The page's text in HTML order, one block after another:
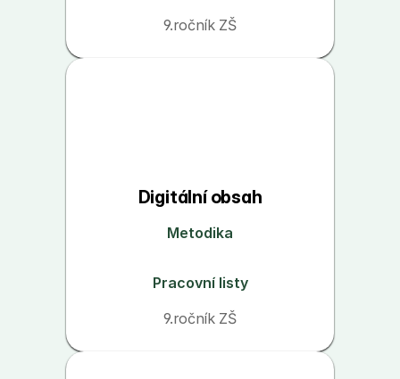
9.ročník ZŠ
Digitální obsah
Metodika
Pracovní listy
9.ročník ZŠ